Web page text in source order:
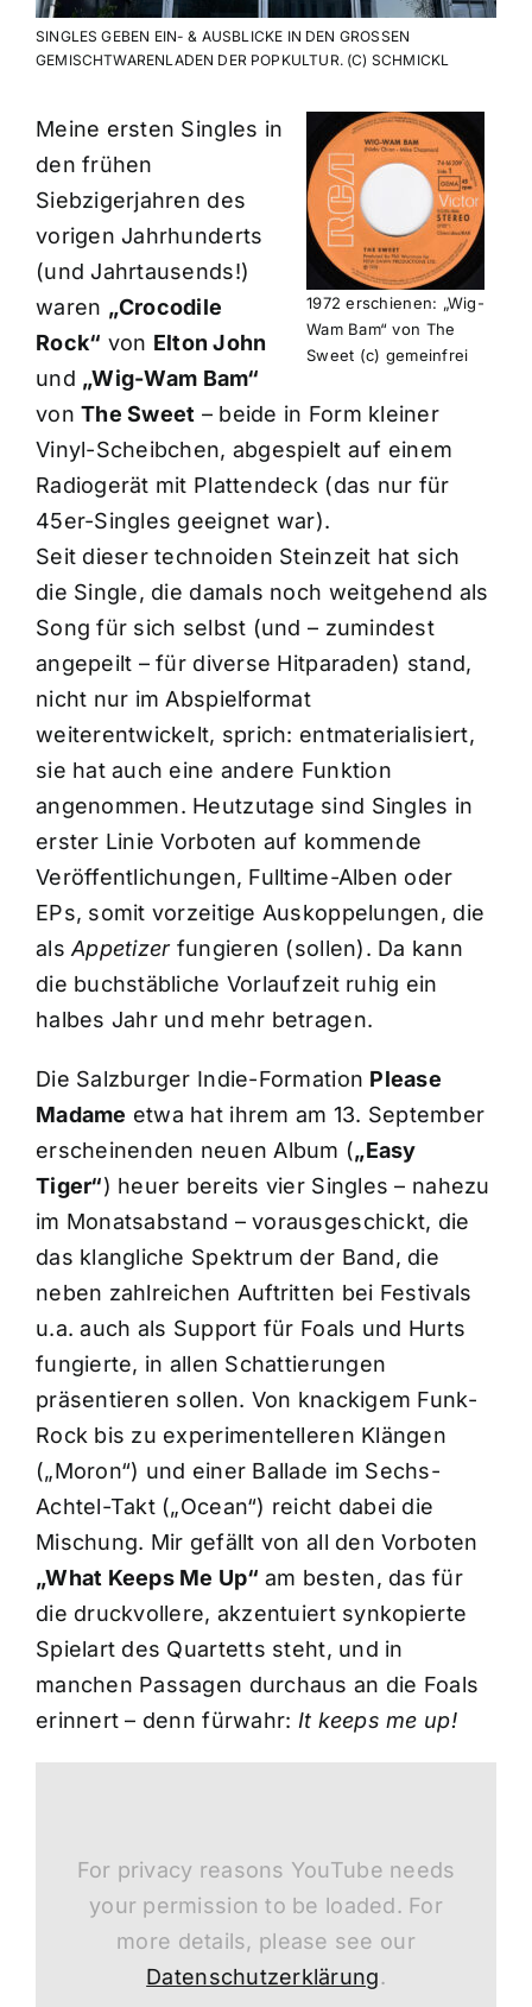
SINGLES GEBEN EIN- & AUSBLICKE IN DEN GROSSEN
GEMISCHTWARENLADEN DER POPKULTUR. (C) SCHMICKL
1972 erschienen: „Wig-
Wam Bam“ von The
Sweet (c) gemeinfrei
Meine ersten Singles in
den frühen
Siebzigerjahren des
vorigen Jahrhunderts
(und Jahrtausends!)
waren „Crocodile
Rock“ von Elton John
und „Wig-Wam Bam“
vonThe Sweet – beide in Form kleiner
Vinyl-Scheibchen, abgespielt auf einem
Radiogerät mit Plattendeck (das nur für
45er-Singles geeignet war).
Seit dieser technoiden Steinzeit hat sich
die Single, die damals noch weitgehend als
Song für sich selbst (und – zumindest
angepeilt – für diverse Hitparaden) stand,
nicht nur im Abspielformat
weiterentwickelt, sprich: entmaterialisiert,
sie hat auch eine andere Funktion
angenommen. Heutzutage sind Singles in
erster Linie Vorboten auf kommende
Veröffentlichungen, Fulltime-Alben oder
EPs, somit vorzeitige Auskoppelungen, die
alsAppetizerfungieren (sollen). Da kann
die buchstäbliche Vorlaufzeit ruhig ein
halbes Jahr und mehr betragen.
Die Salzburger Indie-Formation Please
Madame etwa hat ihrem am 13. September
erscheinenden neuen Album („Easy
Tiger“) heuer bereits vier Singles – nahezu
im Monatsabstand – vorausgeschickt, die
das klangliche Spektrum der Band, die
neben zahlreichen Auftritten bei Festivals
u.a. auch als Support für Foals und Hurts
fungierte, in allen Schattierungen
präsentieren sollen. Von knackigem Funk-
Rock bis zu experimentelleren Klängen
(„Moron“) und einer Ballade im Sechs-
Achtel-Takt („Ocean“) reicht dabei die
Mischung. Mir gefällt von all den Vorboten
„What Keeps Me Up“ am besten, das für
die druckvollere, akzentuiert synkopierte
Spielart des Quartetts steht, und in
manchen Passagen durchaus an die Foals
erinnert – denn fürwahr: It keeps me up!
For privacy reasons YouTube needs
your permission to be loaded. For
more details, please see our
Datenschutzerklärung.